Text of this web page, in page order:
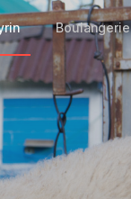
Boulangerie